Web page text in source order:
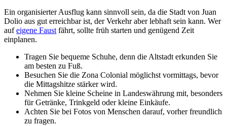
Ein organisierter Ausflug kann sinnvoll sein, da die Stadt von Juan
Dolio aus gut erreichbar ist, der Verkehr aber lebhaft sein kann. Wer
aufeigene Faust fährt, sollte früh starten und genügend Zeit
einplanen.
Tragen Sie bequeme Schuhe, denn die Altstadt erkunden Sie
am besten zu Fuß.
Besuchen Sie die Zona Colonial möglichst vormittags, bevor
die Mittagshitze stärker wird.
Nehmen Sie kleine Scheine in Landeswährung mit, besonders
für Getränke, Trinkgeld oder kleine Einkäufe.
Achten Sie bei Fotos von Menschen darauf, vorher freundlich
zu fragen.